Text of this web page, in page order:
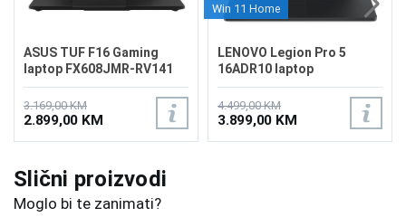
ASUS TUF F16 Gaming
laptop FX608JMR-RV141
3.169,00 KM
2.899,00 KM
Win 11 Home
LENOVO Legion Pro 5
16ADR10 laptop
83LT000MUS
4.499,00 KM
3.899,00 KM
Slični proizvodi
Moglo bi te zanimati?